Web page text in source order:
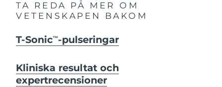
TA REDA PÅ MER OM
VETENSKAPEN BAKOM
T-SonicTM -pulseringar
Kliniska resultat och
expertrecensioner